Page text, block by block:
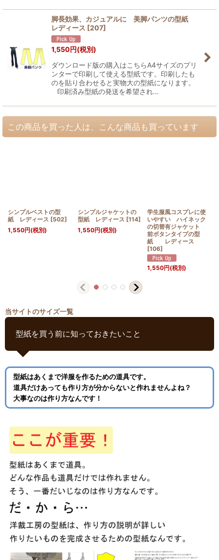
脚長効果、カジュアルに 美脚パンツの型紙
レディース [207]
1,550円(税別)
ダウンロード版の購入はこちらA4サイズのプリ
ンターで印刷して使える型紙です。印刷したも
のを貼り合わせると実物大の型紙になります。
印刷済み型紙の発送を希望され…
この商品を買った人は、こんな商品も買っています
シンプルベストの型
紙 レディース [502]
1,550円(税別)
シンプルジャケットの
型紙 レディース [114]
1,550円(税別)
学生服風コスプレに使
いやすい ハイネック
の切替有ジャケット
前ボタンタイプの型
紙 レディース
[106]
1,550円(税別)
当サイトのサイズ一覧
型紙を買う前に知っておきたいこと
型紙はあくまで洋服を作るための道具です。
道具だけあっても作り方が分からないと作れませんよね？
大事なのは作り方なんです！